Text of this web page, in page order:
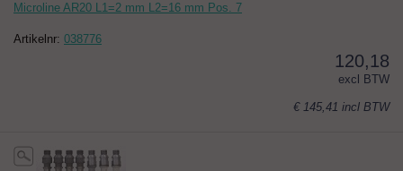
Microline AR20 L1=2 mm L2=16 mm Pos. 7
Artikelnr: 038776
120,18
excl BTW
€ 145,41 incl BTW